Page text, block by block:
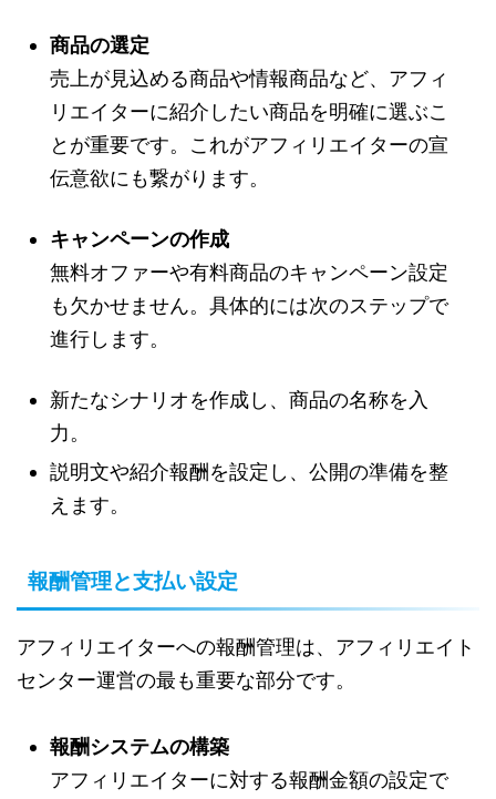
商品の選定
売上が見込める商品や情報商品など、アフィ
リエイターに紹介したい商品を明確に選ぶこ
とが重要です。これがアフィリエイターの宣
伝意欲にも繋がります。
キャンペーンの作成
無料オファーや有料商品のキャンペーン設定
も欠かせません。具体的には次のステップで
進行します。
新たなシナリオを作成し、商品の名称を入
力。
説明文や紹介報酬を設定し、公開の準備を整
えます。
報酬管理と支払い設定
アフィリエイターへの報酬管理は、アフィリエイト
センター運営の最も重要な部分です。
報酬システムの構築
アフィリエイターに対する報酬金額の設定で